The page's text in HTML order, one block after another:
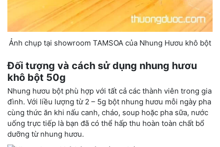
Ảnh chụp tại showroom TAMSOA của Nhung Hươu khô bột
Đối tượng và cách sử dụng nhung hươu
khô bột 50g
Nhung hươu bột phù hợp với tất cả các thành viên trong gia
đình. Với liều lượng từ 2 – 5g bột nhung hươu mỗi ngày pha
cùng thức ăn khi nấu canh, cháo, soup hoặc pha sữa, nước
uống trực tiếp là bạn đã có thể hấp thu hoàn toàn chất bổ
dưỡng từ nhung hươu.